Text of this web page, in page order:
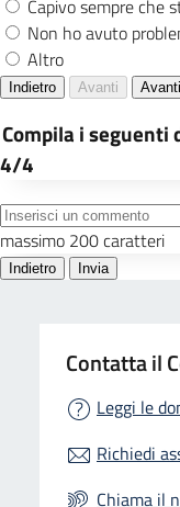
Contatta il
Leggi le
Richiedi
Chiama il